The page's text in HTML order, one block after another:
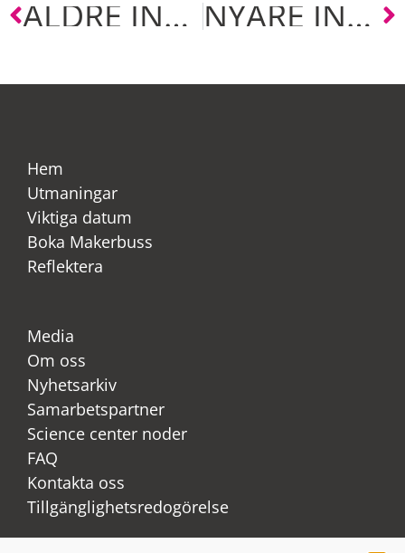
ÄLDRE INLÄGG NYARE INLÄGG
Hem
Utmaningar
Viktiga datum
Boka Makerbuss
Reflektera
Media
Om oss
Nyhetsarkiv
Samarbetspartner
Science center noder
FAQ
Kontakta oss
Tillgänglighetsredogörelse